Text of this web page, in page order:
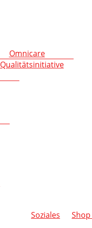
Omnicare
Qualitätsinitiative
Soziales